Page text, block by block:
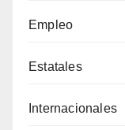
Empleo
Estatales
Internacionales